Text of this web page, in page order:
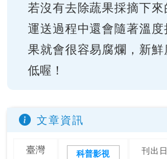
若沒有去除蔬果採摘下
運送過程中還會隨著溫
果就會很容易腐爛，新
低喔！
文章資訊
臺灣 科普影視 刊出